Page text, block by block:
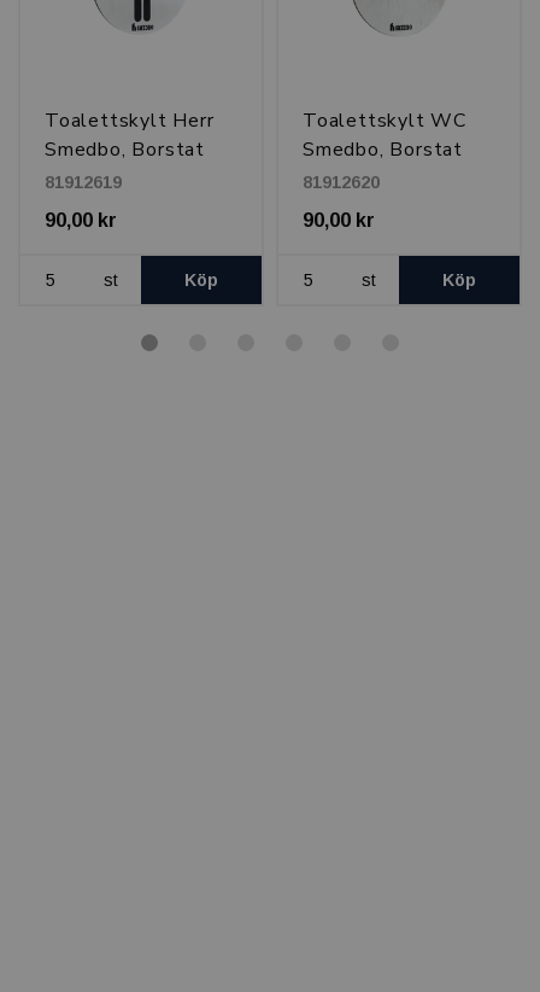
Toalettskylt Herr
Smedbo, Borstat
Stål
81912619
90,00 kr
st Köp
Toalettskylt WC
Smedbo, Borstat
Stål
81912620
90,00 kr
st Köp